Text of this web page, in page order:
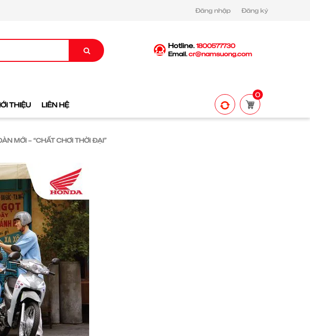
Đăng nhập Đăng ký
Hotline. 1800577730
Email.cr@namsuong.com
THIỆU LIÊN HỆ
0
MỚI – “CHẤT CHƠI THỜI ĐẠI”